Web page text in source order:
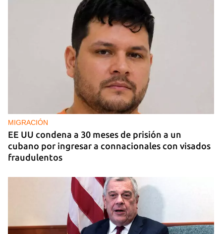
EE UU duplica sus ventas de combustible al
sector privado cubano
MIGRACIÓN
EE UU condena a 30 meses de prisión a un
cubano por ingresar a connacionales con visados
fraudulentos